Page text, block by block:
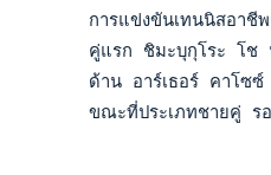
การแข่งขันเทนนิสอาชี
คู่แรก ชิมะบุกุโระ โช
ด้าน อาร์เธอร์ คาโซ
ขณะที่ประเภทชายคู่ ร